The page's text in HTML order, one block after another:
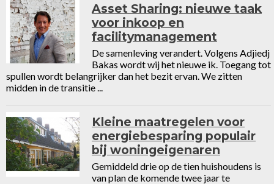
Asset Sharing: nieuwe taak
voor inkoop en
facilitymanagement
De samenleving verandert. Volgens Adjiedj
Bakas wordt wij het nieuwe ik. Toegang tot
spullen wordt belangrijker dan het bezit ervan. We zitten
midden in de transitie ...
Kleine maatregelen voor
energiebesparing populair
bij woningeigenaren
Gemiddeld drie op de tien huishoudens is
van plan de komende twee jaar te